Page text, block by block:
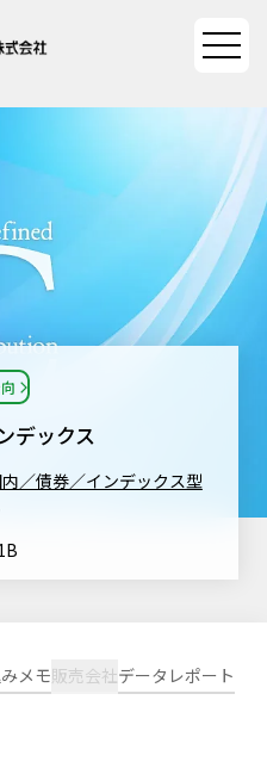
て
法人のお客さま
English
さい。
デックス
／債券／インデックス型
メモ販売会社データ レポート